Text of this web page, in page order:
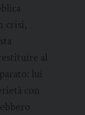
crisi,
al
lui
con